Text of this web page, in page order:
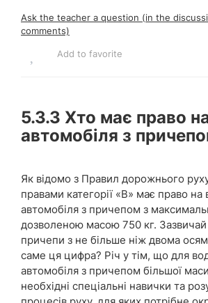
Ask the teacher a question (in the
comments)
Add to favorite
5.3.3 Хто має право
автомобіля з
Як відомо з Правил дорожнього
правами категорії «В» має право на
автомобіля з причепом з
дозволеною масою 750 кг. Зазвичай
причепи з не більше ніж двома
саме ця цифра? Річ у тім, що для
автомобіля з причепом більшої
необхідні спеціальні навички та